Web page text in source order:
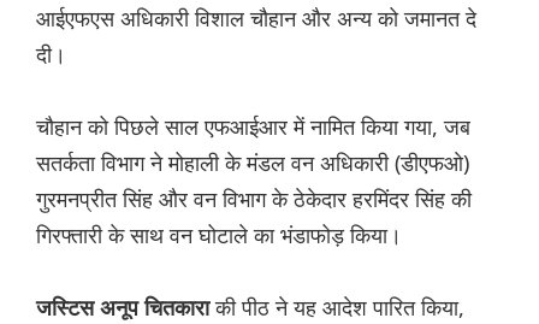
आईएफएस अधिकारी विशाल चौहान और अन्य को जमानत दे
दी।
चौहान को पिछले साल एफआईआर में नामित किया गया, जब
सतर्कता विभाग ने मोहाली के मंडल वन अधिकारी (डीएफओ)
गुरमनप्रीत सिंह और वन विभाग के ठेकेदार हरमिंदर सिंह की
गिरफ्तारी के साथ वन घोटाले का भंडाफोड़ किया।
जस्टिस अनूप चितकाराकी पीठ ने यह आदेश पारित किया,